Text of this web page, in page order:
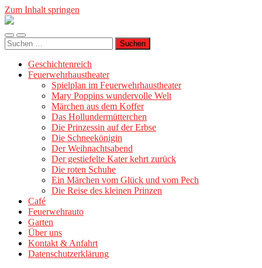
Zum Inhalt springen
Geschichtenreich
Mobile-
Menü
Suchfeld
ein-/ausblenden
Suche
nach:
Geschichtenreich
Feuerwehrhaustheater
Spielplan im Feuerwehrhaustheater
Mary Poppins wundervolle Welt
Märchen aus dem Koffer
Das Hollundermütterchen
Die Prinzessin auf der Erbse
Die Schneekönigin
Der Weihnachtsabend
Der gestiefelte Kater kehrt zurück
Die roten Schuhe
Ein Märchen vom Glück und vom Pech
Die Reise des kleinen Prinzen
Café
Feuerwehrauto
Garten
Über uns
Kontakt & Anfahrt
Datenschutzerklärung